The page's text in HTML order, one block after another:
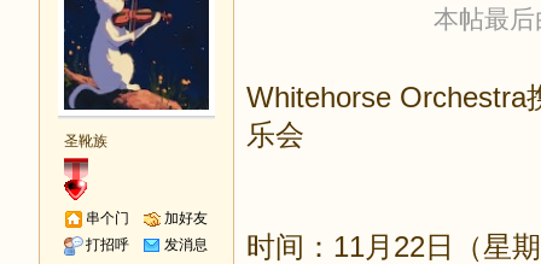
圣靴族
串个门
加好友
打招呼
发消息
本帖最
Whitehorse Orchestra
乐会
时间：11月22日（星